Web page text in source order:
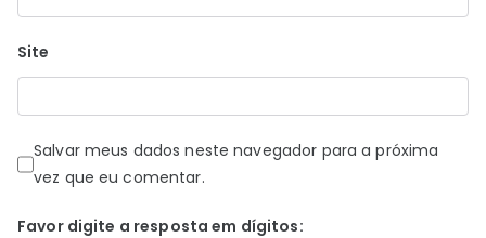
Site
Salvar meus dados neste navegador para a próxima
vez que eu comentar.
Favor digite a resposta em dígitos: